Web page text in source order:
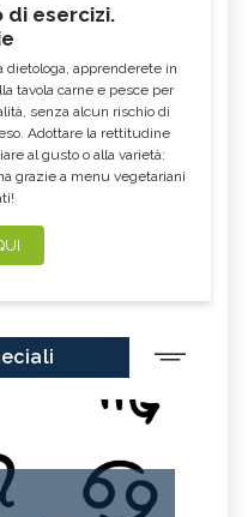
di esercizi.
dietologa, apprenderete in
tavola carne e pesce per
senza alcun rischio di
Adottare la rettitudine
al gusto o alla varietà:
grazie a menu vegetariani